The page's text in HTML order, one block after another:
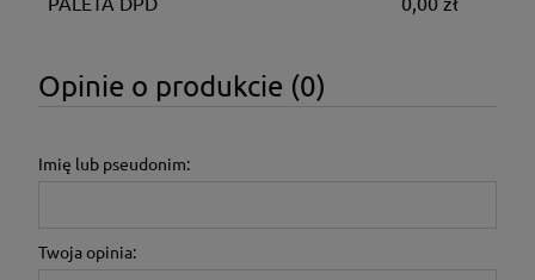
Opinie o produkcie (0)
Imię lub pseudonim:
Twoja opinia: